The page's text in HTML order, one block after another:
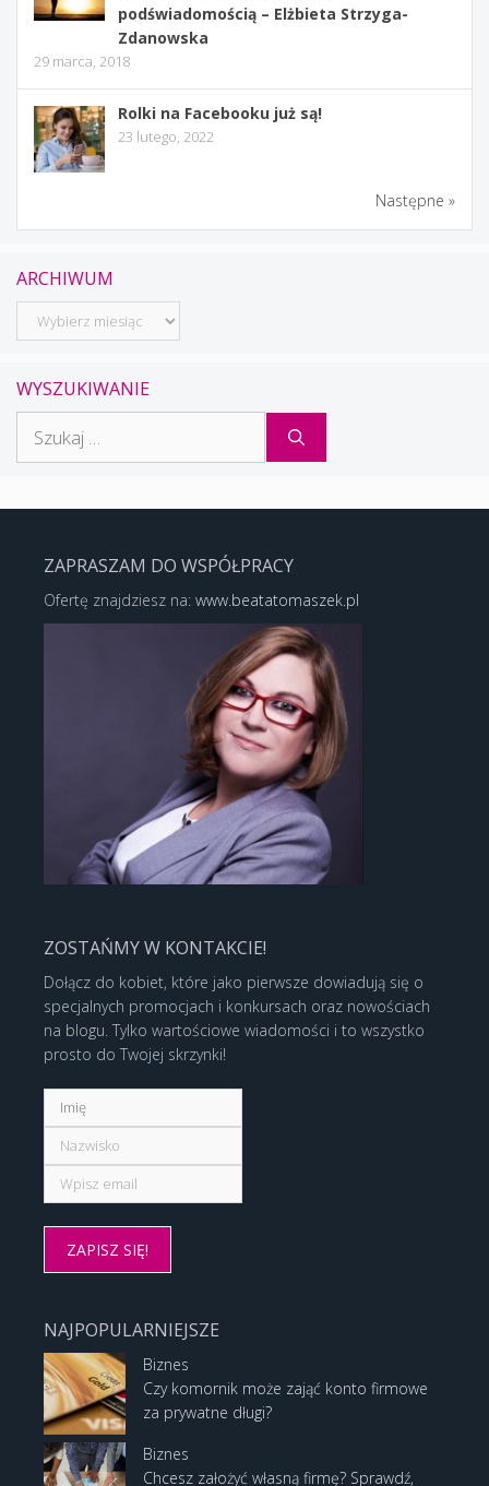
podświadomością – Elżbieta Strzyga-
Zdanowska
29 marca, 2018
Rolki na Facebooku już są!
23 lutego, 2022
Następne »
ARCHIWUM
Archiwum
WYSZUKIWANIE
ZAPRASZAM DO WSPÓŁPRACY
Ofertę znajdziesz na: www.beatatomaszek.pl
ZOSTAŃMY W KONTAKCIE!
Dołącz do kobiet, które jako pierwsze dowiadują się o
specjalnych promocjach i konkursach oraz nowościach
na blogu. Tylko wartościowe wiadomości i to wszystko
prosto do Twojej skrzynki!
NAJPOPULARNIEJSZE
Biznes
Czy komornik może zająć konto firmowe
za prywatne długi?
Biznes
Chcesz założyć własną firmę? Sprawdź,